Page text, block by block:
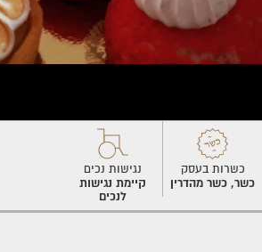
כשרות בעסק
כשר, כשר מהדרין
נגישות נכים
קיימת נגישות
לנכים